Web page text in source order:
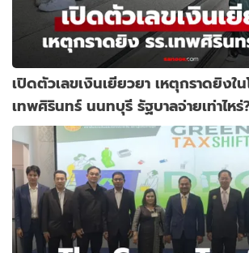
เปิดตัวเลขเงินเยียวยา เหตุกราดยิงใน
เทพศิรินทร์ นนทบุรี รัฐบาลจ่ายเท่าไหร่